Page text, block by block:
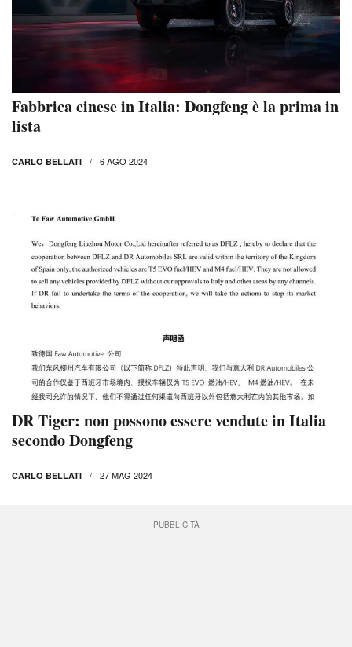
Fabbrica cinese in Italia: Dongfeng è la prima in
lista
CARLO BELLATI 6 AGO 2024
DR Tiger: non possono essere vendute in Italia
secondo Dongfeng
CARLO BELLATI 27 MAG 2024
PUBBLICITÀ